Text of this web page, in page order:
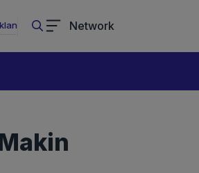
Network